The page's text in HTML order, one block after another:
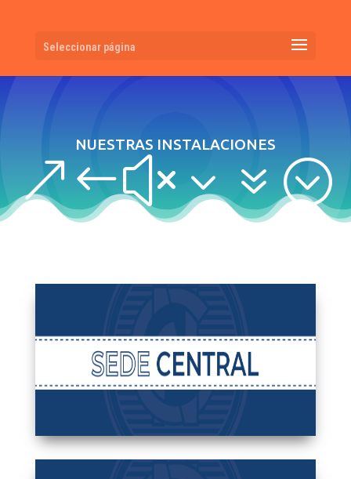
Seleccionar página
NUESTRAS INSTALACIONES
&#x37;